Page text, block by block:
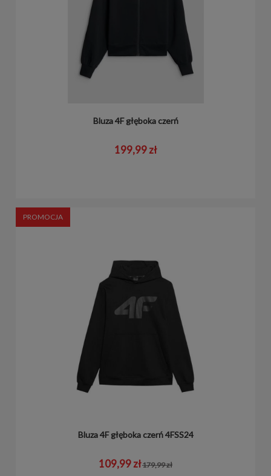
Bluza 4F głęboka czerń
199,99 zł
Bluza 4F głęboka czerń 4FSS24
109,99 zł179,99 zł
PROMOCJA